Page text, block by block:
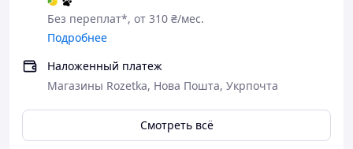
Контроль здоров'я:моніторинг пульсу,
артеріального тиску та рівня кисню в крові
дозволяє завжди бути в курсі свого стану.
Зручність спілкування
месенджерів (Viber, Telegram, Instagram,
забезпечують легкість комунікації.
Без переплат*, от 310 ₴/мес.
Подробнее
Наложенный платеж
Магазины Rozetka, Нова Пошта, Укрпочта
Смотреть всё